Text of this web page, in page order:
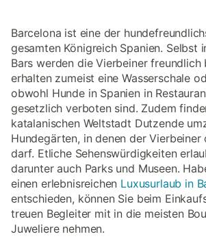
Barcelona ist eine der
gesamten Königreich Spanien. Selbst
Bars werden die Vierbeiner freundlich
erhalten zumeist eine Wasserschale
obwohl Hunde in Spanien in
gesetzlich verboten sind. Zudem
katalanischen Weltstadt Dutzende
Hundegärten, in denen der Vierbeiner
darf. Etliche Sehenswürdigkeiten
darunter auch Parks und Museen.
einen erlebnisreichen Luxusurlaub in
entschieden, können Sie beim
treuen Begleiter mit in die meisten
Juweliere nehmen.